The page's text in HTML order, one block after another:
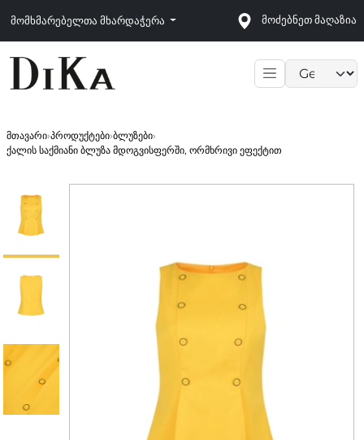
მომხმარებელთა მხარდაჭერა მოძებნეთ მაღაზია
მთავარი›პროდუქტები›ბლუზები›
ქალის საქმიანი ბლუზა მდოგვისფერში, ორმხრივი ეფექტით